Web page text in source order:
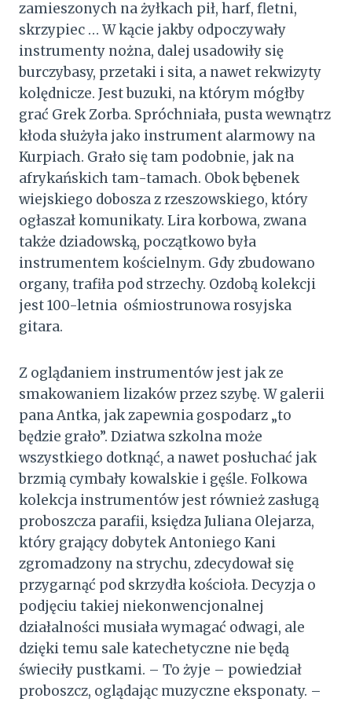
zamieszonych na żyłkach pił, harf, fletni,
skrzypiec … W kącie jakby odpoczywały
instrumenty nożna, dalej usadowiły się
burczybasy, przetaki i sita, a nawet rekwizyty
kolędnicze. Jest buzuki, na którym mógłby
grać Grek Zorba. Spróchniała, pusta wewnątrz
kłoda służyła jako instrument alarmowy na
Kurpiach. Grało się tam podobnie, jak na
afrykańskich tam-tamach. Obok bębenek
wiejskiego dobosza z rzeszowskiego, który
ogłaszał komunikaty. Lira korbowa, zwana
także dziadowską, początkowo była
instrumentem kościelnym. Gdy zbudowano
organy, trafiła pod strzechy. Ozdobą kolekcji
jest 100-letnia ośmiostrunowa rosyjska
gitara.
Z oglądaniem instrumentów jest jak ze
smakowaniem lizaków przez szybę. W galerii
pana Antka, jak zapewnia gospodarz „to
będzie grało”. Dziatwa szkolna może
wszystkiego dotknąć, a nawet posłuchać jak
brzmią cymbały kowalskie i gęśle. Folkowa
kolekcja instrumentów jest również zasługą
proboszcza parafii, księdza Juliana Olejarza,
który grający dobytek Antoniego Kani
zgromadzony na strychu, zdecydował się
przygarnąć pod skrzydła kościoła. Decyzja o
podjęciu takiej niekonwencjonalnej
działalności musiała wymagać odwagi, ale
dzięki temu sale katechetyczne nie będą
świeciły pustkami. – To żyje – powiedział
proboszcz, oglądając muzyczne eksponaty. –